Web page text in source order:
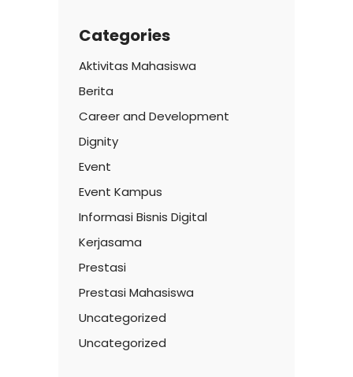
Categories
Aktivitas Mahasiswa
Berita
Career and Development
Dignity
Event
Event Kampus
Informasi Bisnis Digital
Kerjasama
Prestasi
Prestasi Mahasiswa
Uncategorized
Uncategorized